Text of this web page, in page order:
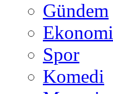
Gündem
Ekonomi
Spor
Komedi